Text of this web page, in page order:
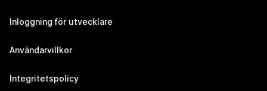
Inloggning för utvecklare
Användarvillkor
Integritetspolicy